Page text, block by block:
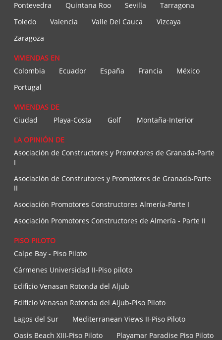
Pontevedra
Quintana Roo Sevilla
Tarragona
Toledo
Valencia Valle Del Cauca
Vizcaya
Zaragoza
VIVIENDAS EN
Colombia
Ecuador España Francia
México
Portugal
VIVIENDAS DE
Ciudad
Playa-Costa Golf Montaña-Interior
LA OPINIÓN DE
Asociación de Constructores y Promotores de Granada-Parte
I
Asociación de Construtores y Promotores de Granada-Parte
II
Asociación Promotores Constructores Almería-Parte I
Asociación Promotores Constructores de Almería - Parte II
PISO PILOTO
Calpe Bay - Piso Piloto
Cármenes Universidad II-Piso piloto
Edificio Venasan Rotonda del Aljub
Edificio Venasan Rotonda del Aljub-Piso Piloto
Lagos del Sur
Mediterranean Views II-Piso Piloto
Oasis Beach XIII-Piso Piloto
Playamar Paradise Piso Piloto